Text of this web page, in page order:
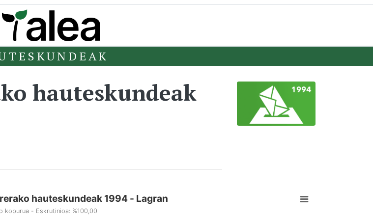
hauteskundeak
hauteskundeak 1994 - Lagran
kopurua - Eskrutinioa: %100,00